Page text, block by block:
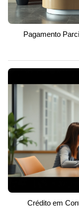
Pagamento
Crédito em